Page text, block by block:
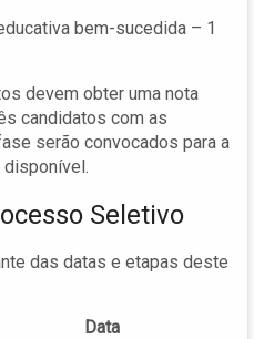
bem-sucedida – 1
devem obter uma nota
candidatos com as
serão convocados para a
disponível.
Seletivo
das datas e etapas deste
Data